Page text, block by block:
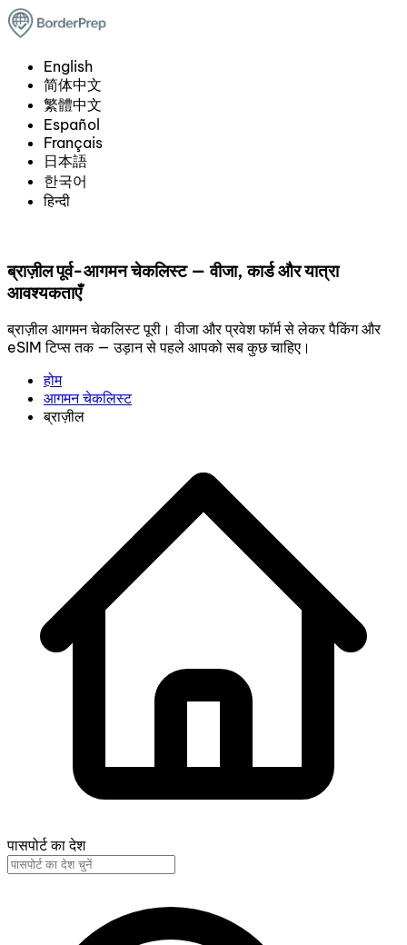
English
简体中文
繁體中文
Español
Français
日本語
한국어
हिन्दी
ब्राज़ील पूर्व-आगमन चेकलिस्ट — वीजा, कार्ड और यात्रा
आवश्यकताएँ
ब्राज़ील आगमन चेकलिस्ट पूरी। वीजा और प्रवेश फॉर्म से लेकर पैकिंग और
eSIM टिप्स तक — उड़ान से पहले आपको सब कुछ चाहिए।
होम
आगमन चेकलिस्ट
ब्राज़ील
पासपोर्ट का देश